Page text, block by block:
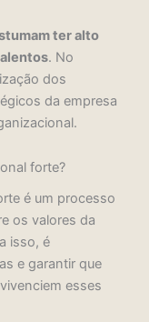
ter alto
. No
dos
da empresa
forte?
é um processo
os valores da
isso, é
e garantir que
esses